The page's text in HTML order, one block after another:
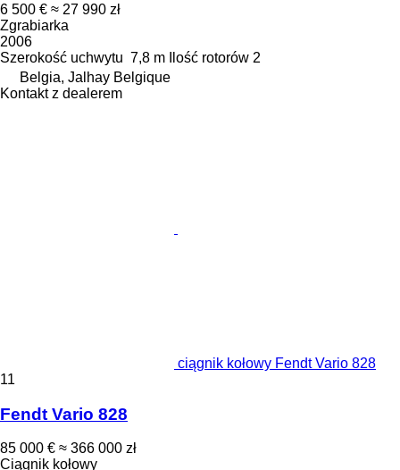
6 500 € ≈ 27 990 zł
Zgrabiarka
2006
Szerokość uchwytu 7,8 m Ilość rotorów 2
Belgia, Jalhay Belgique
Kontakt z dealerem
ciągnik kołowy Fendt Vario 828
11
Fendt Vario 828
85 000 € ≈ 366 000 zł
Ciągnik kołowy